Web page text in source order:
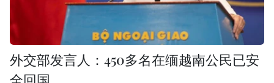
外交部发言人：450多名在缅越南公民已安
全回国